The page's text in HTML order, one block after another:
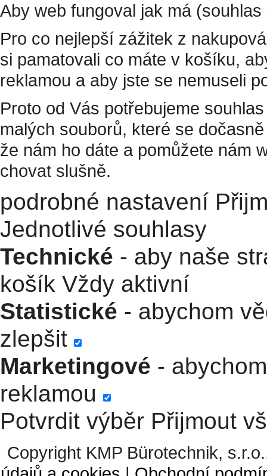
Aby web fungoval jak má
Pro co nejlepší zážitek z
si pamatovali co máte v košíku,
reklamou a aby jste se nemuseli
Proto od Vás potřebujeme
malých souborů, které se
že nám ho dáte a pomůžete nám
chovat slušně.
podrobné nastavení
Jednotlivé souhlasy
Technické - aby naše
košík Vždy aktivní
Statistické - abychom
zlepšit
Marketingové -
reklamou
Potvrdit výběr Přijmout
Copyright KMP Bürotechnik,